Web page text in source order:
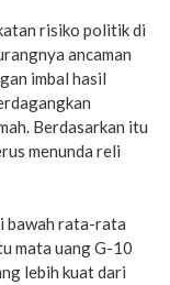
risiko politik di
ancaman
imbal hasil
Berdasarkan itu
menunda reli
bawah rata-rata
mata uang G-10
lebih kuat dari